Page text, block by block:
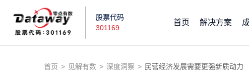
股票代码
301169
首页 解决方案
首页 > 见解有数 > 深度洞察 > 民营经济发展需要更强新质动力